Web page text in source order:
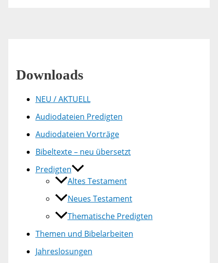
Downloads
NEU / AKTUELL
Audiodateien Predigten
Audiodateien Vorträge
Bibeltexte – neu übersetzt
Predigten
Altes Testament
Neues Testament
Thematische Predigten
Themen und Bibelarbeiten
Jahreslosungen